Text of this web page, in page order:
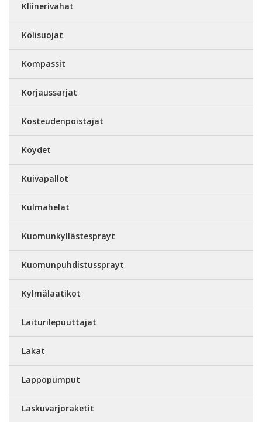
Kliinerivahat
Kölisuojat
Kompassit
Korjaussarjat
Kosteudenpoistajat
Köydet
Kuivapallot
Kulmahelat
Kuomunkyllästesprayt
Kuomunpuhdistussprayt
Kylmälaatikot
Laiturilepuuttajat
Lakat
Lappopumput
Laskuvarjoraketit